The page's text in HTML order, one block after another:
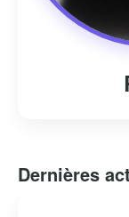
Dernières